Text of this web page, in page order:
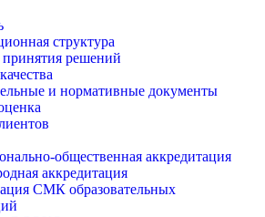
структура
решений
и нормативные документы
общественная аккредитация
аккредитация
СМК образовательных